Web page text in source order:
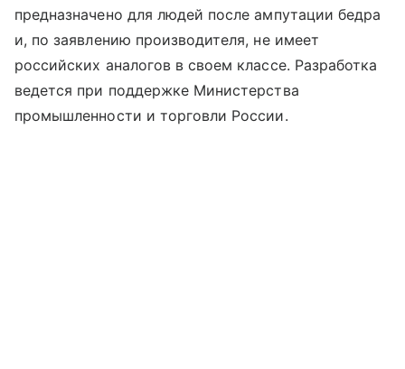
предназначено для людей после ампутации бедра
и, по заявлению производителя, не имеет
российских аналогов в своем классе. Разработка
ведется при поддержке Министерства
промышленности и торговли России.